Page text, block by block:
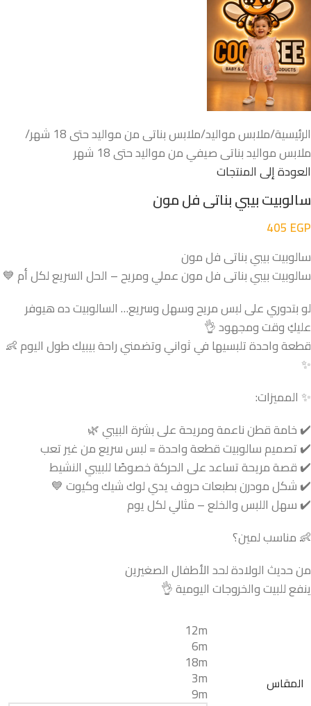
الرئيسية/ملابس مواليد/ملابس بناتى من مواليد حتى 18 شهر
/
ملابس مواليد بناتى صيفي من مواليد حتى 18 شهر
العودة إلى المنتجات
سالوبيت بيبي بناتى فل مون
405 EGP
سالوبيت بيبي بناتى فل مون
سالوبيت بيبي بناتى فل مون عملي ومريح – الحل السريع لكل أم 💙
لو بتدوري على لبس مريح وسهل وسريع… السالوبيت ده هيوفر
عليكِ وقت ومجهود 👌
قطعة واحدة تلبسيها في ثواني وتضمني راحة بيبيك طول اليوم 👶
✨
✨ المميزات:
✔️ خامة قطن ناعمة ومريحة على بشرة البيبي 🌿
✔️ تصميم سالوبيت قطعة واحدة = لبس سريع من غير تعب
✔️ قصة مريحة تساعد على الحركة خصوصًا للبيبي النشيط
✔️ شكل مودرن بطبعات حروف يدي لوك شيك وكيوت 💙
✔️ سهل اللبس والخلع – مثالي لكل يوم
👶 مناسب لمين؟
من حديث الولادة لحد الأطفال الصغيرين
ينفع للبيت والخروجات اليومية 👌
المقاس
12m
6m
18m
3m
9m